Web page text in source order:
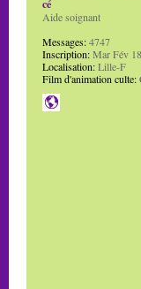
cé
Aide soignant
Messages:4747
Inscription:Mar Fév
Localisation:Lille-F
Film d'animation culte: